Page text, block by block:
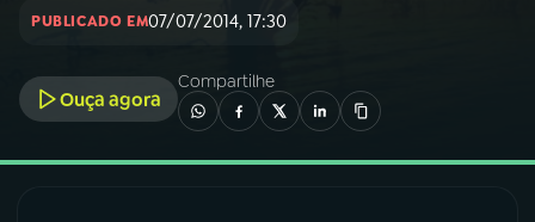
INÍCIO
A RÁDIO
03PROGRAMAÇÃO
PUBLICADO EM07/07/2014, 17:30
Ouça agora
Compartilhe